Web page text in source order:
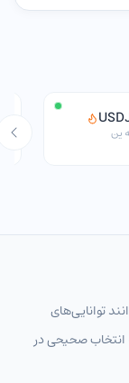
ین
توانایی‌های
انتخاب‌ صحیحی در